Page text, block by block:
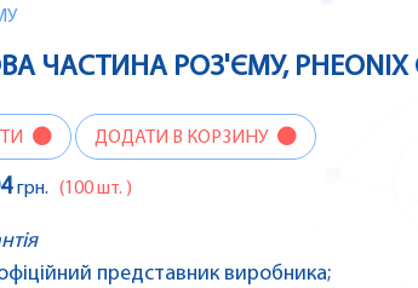
ЧАСТИНА РОЗ'ЄМУ, PHEONIX
ДОДАТИ В КОРЗИНУ
грн. (100 шт. )
представник виробника;